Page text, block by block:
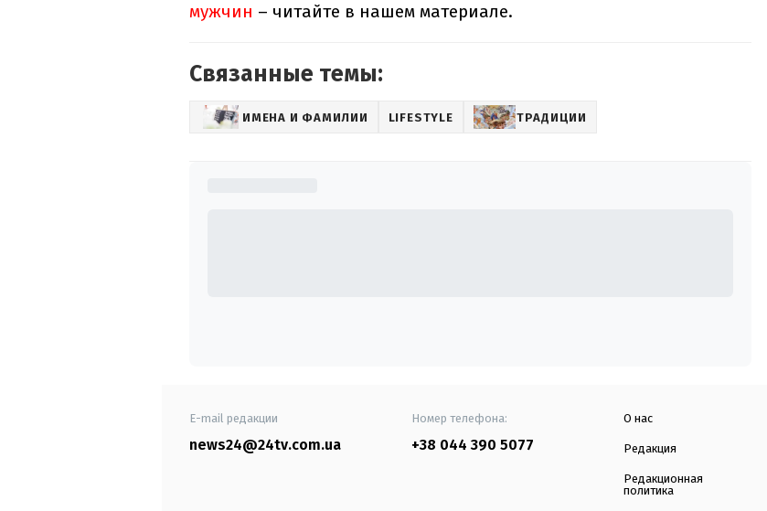
мужчин – читайте в нашем материале.
Связанные темы:
ИМЕНА И ФАМИЛИИ LIFESTYLE ТРАДИЦИИ
E-mail редакции
news24@24tv.com.ua
Номер телефона:
+38 044 390 5077
О нас
Редакция
Редакционная
политика